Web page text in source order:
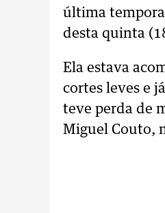
última
desta quinta
Ela estava
cortes leves e
teve perda de
Miguel Couto,